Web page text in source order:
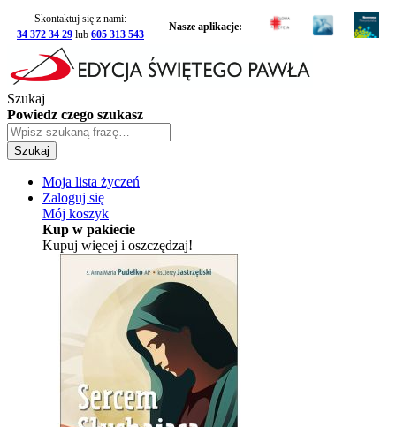
Skontaktuj się z nami:
34 372 34 29 lub 605 313 543
Nasze aplikacje:
Szukaj
Powiedz czego szukasz
Szukaj
Moja lista życzeń
Zaloguj się
Mój koszyk
Kup w pakiecie
Kupuj więcej i oszczędzaj!